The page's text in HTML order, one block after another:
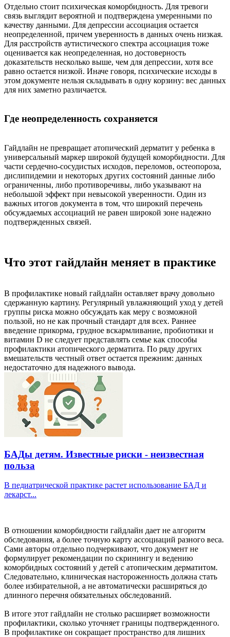
Отдельно стоит психическая коморбидность. Для тревоги
связь выглядит вероятной и подтверждена умеренными по
качеству данными. Для депрессии ассоциация остается
неопределенной, причем уверенность в данных очень низкая.
Для расстройств аутистического спектра ассоциация тоже
оценивается как неопределенная, но достоверность
доказательств несколько выше, чем для депрессии, хотя все
равно остается низкой. Иначе говоря, психические исходы в
этом документе нельзя складывать в одну корзину: вес данных
для них заметно различается.
Где неопределенность сохраняется
Гайдлайн не превращает атопический дерматит у ребенка в
универсальный маркер широкой будущей коморбидности. Для
части сердечно-сосудистых исходов, переломов, остеопороза,
дислипидемии и некоторых других состояний данные либо
ограниченны, либо противоречивы, либо указывают на
небольшой эффект при невысокой уверенности. Один из
важных итогов документа в том, что широкий перечень
обсуждаемых ассоциаций не равен широкой зоне надежно
подтвержденных связей.
Что этот гайдлайн меняет в практике
В профилактике новый гайдлайн оставляет врачу довольно
сдержанную картину. Регулярный увлажняющий уход у детей
группы риска можно обсуждать как меру с возможной
пользой, но не как прочный стандарт для всех. Раннее
введение прикорма, грудное вскармливание, пробиотики и
витамин D не следует представлять семье как способы
профилактики атопического дерматита. По ряду других
вмешательств честный ответ остается прежним: данных
недостаточно для надежного вывода.
БАДы детям. Известные риски - неизвестная
польза
В педиатрической практике растет использование БАД и
лекарст...
В отношении коморбидности гайдлайн дает не алгоритм
обследования, а более точную карту ассоциаций разного веса.
Сами авторы отдельно подчеркивают, что документ не
формулирует рекомендации по скринингу и ведению
коморбидных состояний у детей с атопическим дерматитом.
Следовательно, клиническая настороженность должна стать
более избирательной, а не автоматически расширяться до
длинного перечня обязательных обследований.
В итоге этот гайдлайн не столько расширяет возможности
профилактики, сколько уточняет границы подтвержденного.
В профилактике он сокращает пространство для лишних